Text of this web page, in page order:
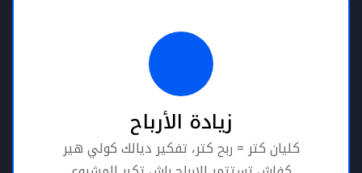
زيادة الأرباح
كليان كتر = ربح كتر، تفكير ديالك كولي هير